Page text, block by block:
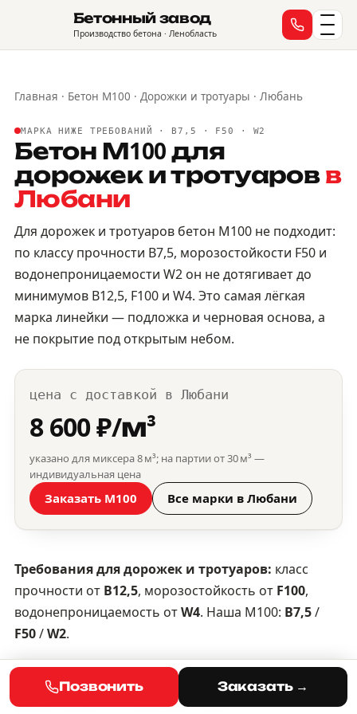
Бетонный завод
Производство бетона · Ленобласть
Главная · Бетон М100 · Дорожки и тротуары · Любань
МАРКА НИЖЕ ТРЕБОВАНИЙ · B7,5 · F50 · W2
Бетон М100 для
дорожек и тротуаров в
Любани
Для дорожек и тротуаров бетон М100 не подходит:
по классу прочности B7,5, морозостойкости F50 и
водонепроницаемости W2 он не дотягивает до
минимумов B12,5, F100 и W4. Это самая лёгкая
марка линейки — подложка и черновая основа, а
не покрытие под открытым небом.
цена с доставкой в Любани
8 600 ₽/м³
указано для миксера 8 м³; на партии от 30 м³ —
индивидуальная цена
Заказать М100 Все марки в Любани
Требования для дорожек и тротуаров: класс
прочности от B12,5, морозостойкость от F100,
водонепроницаемость отW4. Наша М100: B7,5/
F50/W2.
Чем М100 не дотягивает до
уличного покрытия
Позвонить Заказать →